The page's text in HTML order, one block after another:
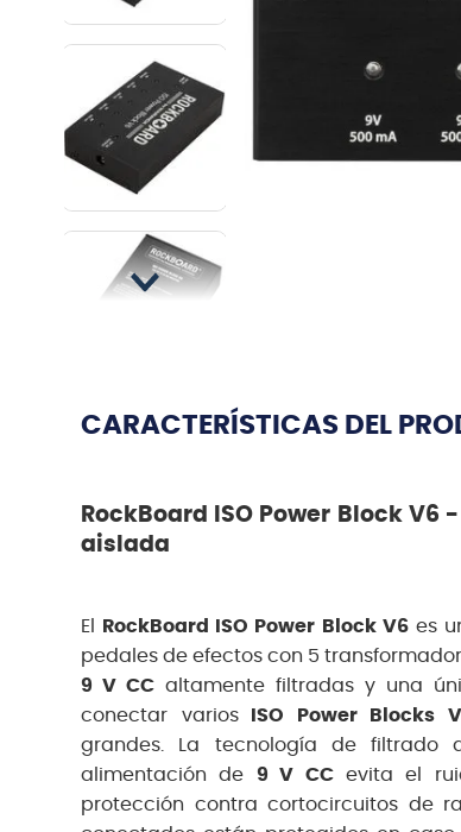
CARACTERÍSTICAS DEL
RockBoard ISO Power Block
aislada
El RockBoard ISO Power Block V6es
pedales de efectos con 5
9 V CC altamente filtradas y una
conectar variosISO Power Blocks
grandes. La tecnología de filtrado
alimentación de 9 V CCevita el
protección contra cortocircuitos de